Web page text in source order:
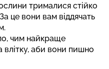
трималися стійко
це вони вам віддячать
чим найкраще
влітку, аби вони пишно